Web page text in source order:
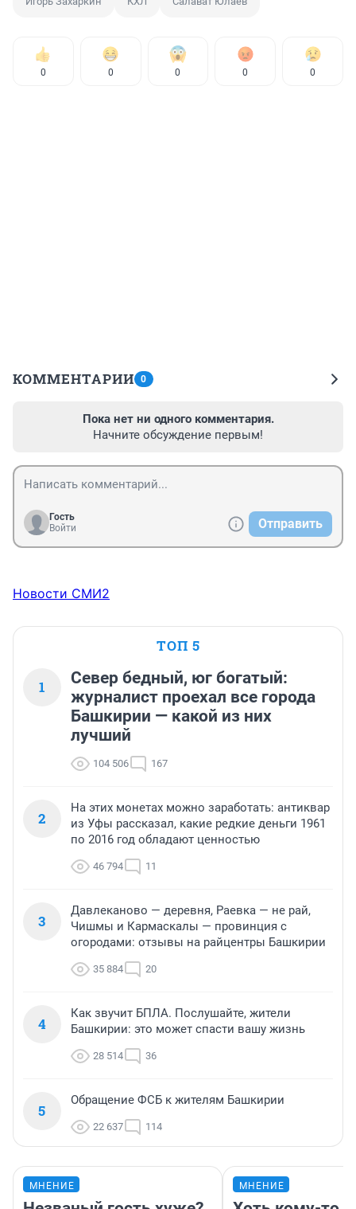
0 0 0 0 0
КОММЕНТАРИИ 0
Пока нет ни одного комментария.
Начните обсуждение первым!
Гость
Войти
Отправить
Новости СМИ2
ТОП 5
1
Север бедный, юг богатый:
журналист проехал все города
Башкирии — какой из них
лучший
104 506 167
2
На этих монетах можно заработать: антиквар
из Уфы рассказал, какие редкие деньги 1961
по 2016 год обладают ценностью
46 794 11
3
Давлеканово — деревня, Раевка — не рай,
Чишмы и Кармаскалы — провинция с
огородами: отзывы на райцентры Башкирии
35 884 20
4
Как звучит БПЛА. Послушайте, жители
Башкирии: это может спасти вашу жизнь
28 514 36
5
Обращение ФСБ к жителям Башкирии
22 637 114
МНЕНИЕ МНЕНИЕ